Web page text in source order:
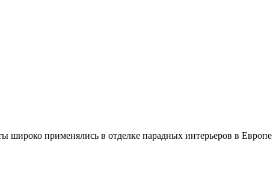
широко применялись в отделке парадных интерьеров в Европе